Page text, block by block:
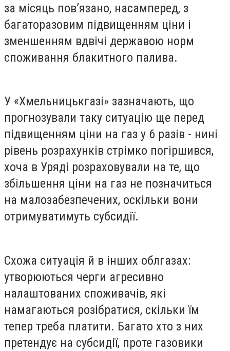
за місяць пов’язано, насамперед, з
багаторазовим підвищенням ціни і
зменшенням вдвічі державою норм
споживання блакитного палива.
У «Хмельницькгазі» зазначають, що
прогнозували таку ситуацію ще перед
підвищенням ціни на газ у 6 разів - нині
рівень розрахунків стрімко погіршився,
хоча в Уряді розраховували на те, що
збільшення ціни на газ не позначиться
на малозабезпечених, оскільки вони
отримуватимуть субсидії.
Схожа ситуація й в інших облгазах:
утворюються черги агресивно
налаштованих споживачів, які
намагаються розібратися, скільки їм
тепер треба платити. Багато хто з них
претендує на субсидії, проте газовики